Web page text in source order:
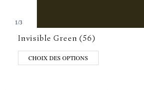
1/3
Invisible Green (56)
CHOIX DES OPTIONS